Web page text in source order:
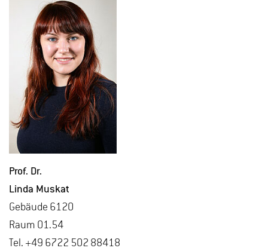
Prof. Dr.
Linda Mus­kat
Ge­bäu­de 6120
Raum 01.54
Tel. +49 6722 502 88418